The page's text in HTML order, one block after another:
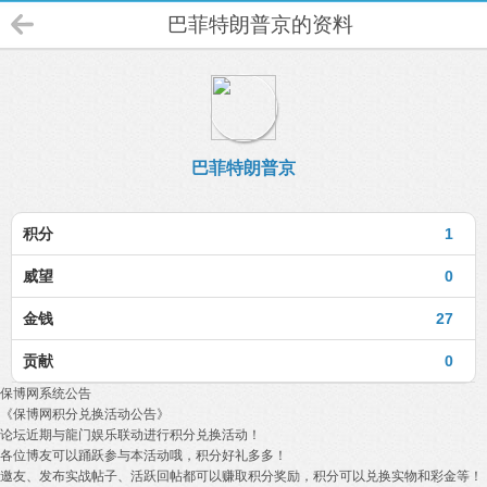
巴菲特朗普京的资料
巴菲特朗普京
1
积分
0
威望
27
金钱
0
贡献
保博网系统公告
《保博网积分兑换活动公告》
论坛近期与龍门娱乐联动进行积分兑换活动！
各位博友可以踊跃参与本活动哦，积分好礼多多！
邀友、发布实战帖子、活跃回帖都可以赚取积分奖励，积分可以兑换实物和彩金等！